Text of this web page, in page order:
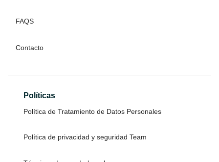
FAQS
Contacto
Políticas
Política de Tratamiento de Datos Personales
Política de privacidad y seguridad Team